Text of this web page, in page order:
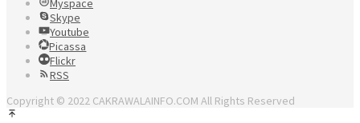
Myspace
Skype
Youtube
Picassa
Flickr
RSS
Copyright © 2022 CAKRAWALAINFO.COM All Rights Reserved